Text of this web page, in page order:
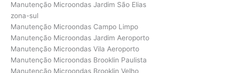
Manutenção Microondas Jardim São Elias
zona-sul
Manutenção Microondas Campo Limpo
Manutenção Microondas Jardim Aeroporto
Manutenção Microondas Vila Aeroporto
Manutenção Microondas Brooklin Paulista
Manutenção Microondas Brooklin Velho